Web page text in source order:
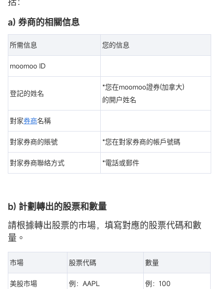
a) 券商的相關信息
所需信息 您的信息
moomoo ID
登記的姓名
*您在moomoo證券(加拿大)
的開户姓名
對家券商名稱
對家券商的賬號 *您在對家券商的帳戶號碼
對家券商聯絡方式 *電話或郵件
b) 計劃轉出的股票和數量
請根據轉出股票的市場，填寫對應的股票代碼和數
量。
市場 股票代碼 數量
美股市場 例：AAPL 例：100